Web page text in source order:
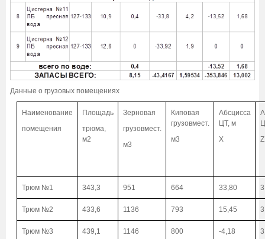
Данные о грузовых помещениях
Наименование
помещения
Площадь
трюма,
м2
Зерновая
грузовмест.
м3
Киповая
грузовмест.
м3
Абсцисса
ЦТ, м
Х
Трюм №1 343,3 951 664 33,80
Трюм №2 433,6 1136 793 15,45
Трюм №3 439,1 1146 800 -4,18